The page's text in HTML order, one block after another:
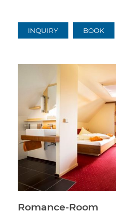
INQUIRY BOOK
Romance-Room